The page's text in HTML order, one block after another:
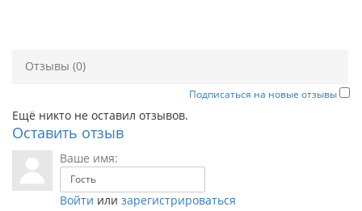
Отзывы (0)
Подписаться на новые отзывы
Ещё никто не оставил отзывов.
Оставить отзыв
Ваше имя:
Войти или зарегистрироваться